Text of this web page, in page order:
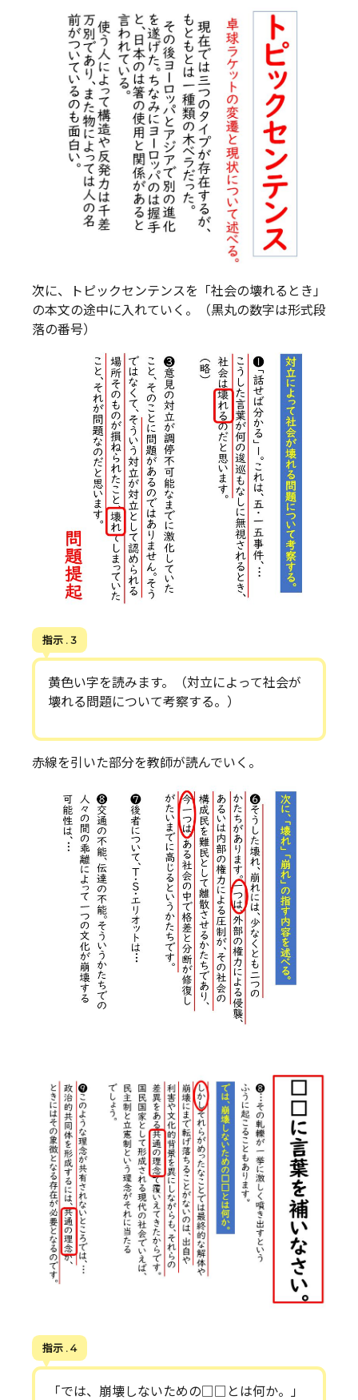
次に、トピックセンテンスを「社会の壊れるとき」
の本文の途中に入れていく。（黒丸の数字は形式段
落の番号）
指示 . 3
黄色い字を読みます。（対立によって社会が
壊れる問題について考察する。）
赤線を引いた部分を教師が読んでいく。
指示 . 4
「では、崩壊しないための□□とは何か。」